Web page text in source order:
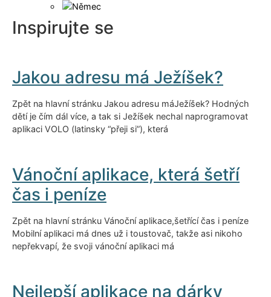
Inspirujte se
Jakou adresu má Ježíšek?
Zpět na hlavní stránku Jakou adresu máJežíšek? Hodných
dětí je čím dál více, a tak si Ježíšek nechal naprogramovat
aplikaci VOLO (latinsky “přeji si”), která
Vánoční aplikace, která šetří
čas i peníze
Zpět na hlavní stránku Vánoční aplikace,šetřící čas i peníze
Mobilní aplikaci má dnes už i toustovač, takže asi nikoho
nepřekvapí, že svoji vánoční aplikaci má
Nejlepší aplikace na dárky